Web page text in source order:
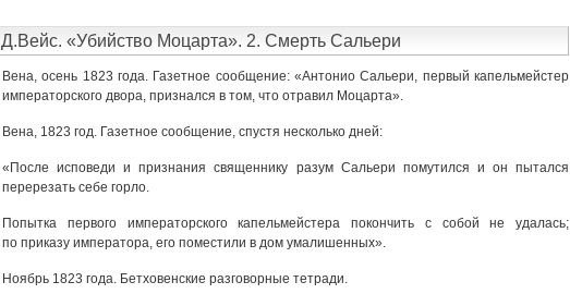
Д.Вейс. «Убийство Моцарта». 2. Смерть Сальери
Вена, осень 1823 года. Газетное сообщение: «Антонио Сальери, первый капельмейстер
императорского двора, признался в том, что отравил Моцарта».
Вена, 1823 год. Газетное сообщение, спустя несколько дней:
«После исповеди и признания священнику разум Сальери помутился и он пытался
перерезать себе горло.
Попытка первого императорского капельмейстера покончить с собой не удалась;
по приказу императора, его поместили в дом умалишенных».
Ноябрь 1823 года. Бетховенские разговорные тетради.